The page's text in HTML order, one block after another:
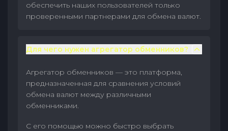
обеспечить наших пользователей только
проверенными партнерами для обмена валют.
Для чего нужен агрегатор обменников?
Агрегатор обменников — это платформа,
предназначенная для сравнения условий
обмена валют между различными
обменниками.
С его помощью можно быстро выбрать